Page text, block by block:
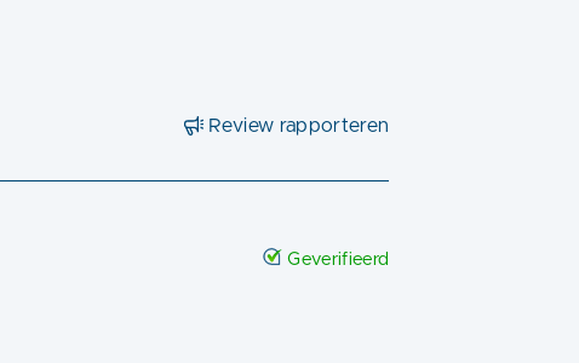
Review rapporteren
Geverifieerd